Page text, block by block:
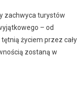
zachwyca turystów
– od
życiem przez cały
zostaną w